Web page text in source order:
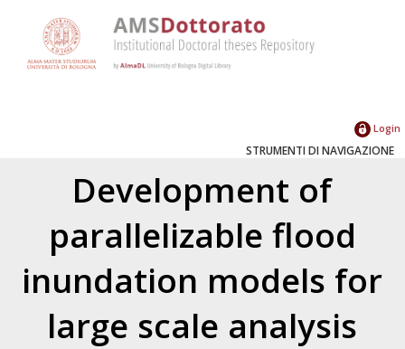
Login
STRUMENTI DI NAVIGAZIONE
Development of
parallelizable flood
inundation models for
large scale analysis